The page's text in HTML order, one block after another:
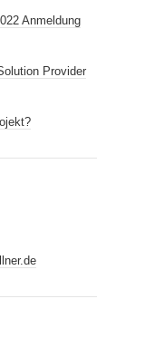
Anmeldung
Provider